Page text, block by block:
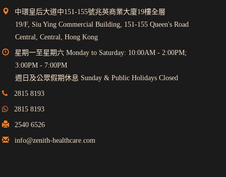
中環皇后大道中151-155號兆英商業大廈19樓全層
19/F, Siu Ying Commercial Building, 151-155 Queen's Road
Central, Central, Hong Kong
星期一至星期六 Monday to Saturday: 10:00AM - 2:00PM;
3:00PM - 7:00PM
週日及公眾假期休息 Sunday & Public Holidays Closed
2815 8193
2815 8193
2540 6526
info@zenith-healthcare.com